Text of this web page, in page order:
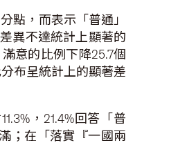
點，而表示「普通」
異不達統計上顯著的
意的比例下降25.7個
布呈統計上的顯著差
，21.4%回答「普
；在「落實『一國兩